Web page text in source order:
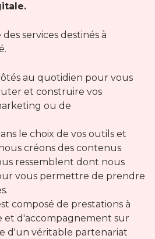
services destinés à
au quotidien pour vous
et construire vos
ou de
le choix de vos outils et
créons des contenus
ressemblent dont nous
vous permettre de prendre
composé de prestations à
et d'accompagnement sur
d'un véritable partenariat